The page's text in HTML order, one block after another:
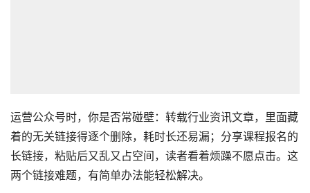
运营公众号时，你是否常碰壁：转载行业资讯文章，里面藏
着的无关链接得逐个删除，耗时长还易漏；分享课程报名的
长链接，粘贴后又乱又占空间，读者看着烦躁不愿点击。这
两个链接难题，有简单办法能轻松解决。